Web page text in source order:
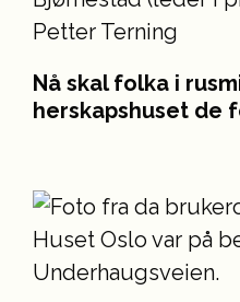
Nå skal folka i
herskapshuset de